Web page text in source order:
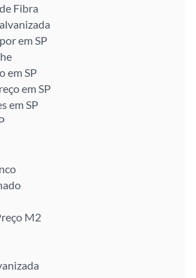
Fibra
em SP
em SP
em SP
em SP
M2